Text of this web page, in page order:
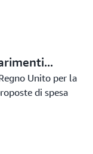
Unito per la
di spesa